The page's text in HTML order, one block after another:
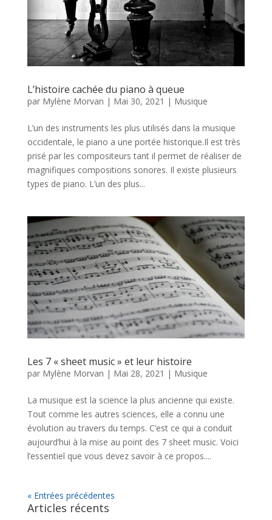
L’histoire cachée du piano à queue
par Mylène Morvan | Mai 30, 2021 | Musique
L’un des instruments les plus utilisés dans la musique
occidentale, le piano a une portée historique.Il est très
prisé par les compositeurs tant il permet de réaliser de
magnifiques compositions sonores. Il existe plusieurs
types de piano. L’un des plus...
Les 7 « sheet music » et leur histoire
par Mylène Morvan | Mai 28, 2021 | Musique
La musique est la science la plus ancienne qui existe.
Tout comme les autres sciences, elle a connu une
évolution au travers du temps. C’est ce qui a conduit
aujourd’hui à la mise au point des 7 sheet music. Voici
l’essentiel que vous devez savoir à ce propos....
« Entrées précédentes
Articles récents